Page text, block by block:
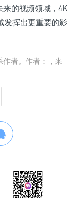
来的视频领域，4K
发挥出更重要的影
作者。作者：，来